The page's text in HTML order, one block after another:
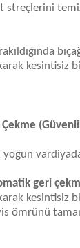
streçlerini
geri
ömrünü